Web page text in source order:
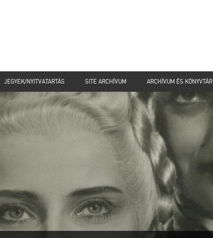
JEGYEK/NYITVATARTÁS SITE ARCHÍVUM ARCHÍVUM ÉS KÖNYVTÁR